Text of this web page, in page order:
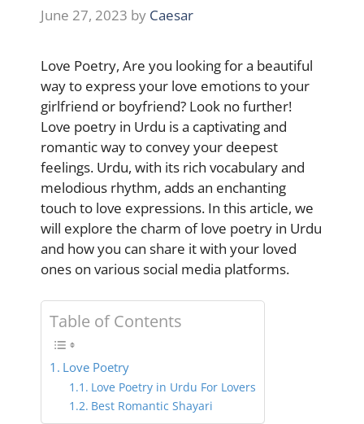
June 27, 2023 by Caesar
Love Poetry, Are you looking for a beautiful
way to express your love emotions to your
girlfriend or boyfriend? Look no further!
Love poetry in Urdu is a captivating and
romantic way to convey your deepest
feelings. Urdu, with its rich vocabulary and
melodious rhythm, adds an enchanting
touch to love expressions. In this article, we
will explore the charm of love poetry in Urdu
and how you can share it with your loved
ones on various social media platforms.
Table of Contents
Love Poetry
Love Poetry in Urdu For Lovers
Best Romantic Shayari